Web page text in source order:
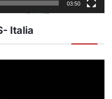
03:50
Italia